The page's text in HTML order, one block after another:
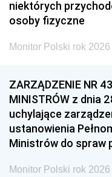
niektórych
osoby fizyczne
Monitor Polski rok
ZARZĄDZENIE NR
MINISTRÓW z dnia
uchylające
ustanowienia
Ministrów do spraw
Monitor Polski rok